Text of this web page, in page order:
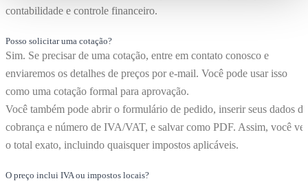
contabilidade e controle financeiro.
Posso solicitar uma cotação?
Sim. Se precisar de uma cotação, entre em contato conosco e
enviaremos os detalhes de preços por e-mail. Você pode usar isso
como uma cotação formal para aprovação.
Você também pode abrir o formulário de pedido, inserir seus dados de
cobrança e número de IVA/VAT, e salvar como PDF. Assim, você
o total exato, incluindo quaisquer impostos aplicáveis.
O preço inclui IVA ou impostos locais?